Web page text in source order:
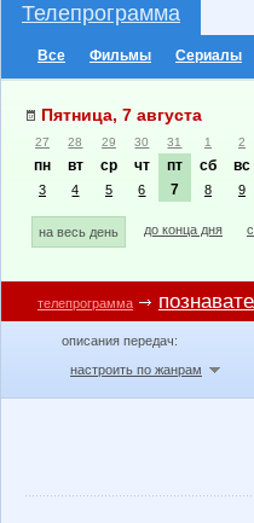
Телепрограмма
Все Фильмы Сериалы
Пятница, 7 августа
27 28 29 30 31 1 2
пн вт ср чт пт сб вс
3 4 5 6 7 8 9
на весь день до конца дня
телепрограмма
описания передач:
настроить по жанрам